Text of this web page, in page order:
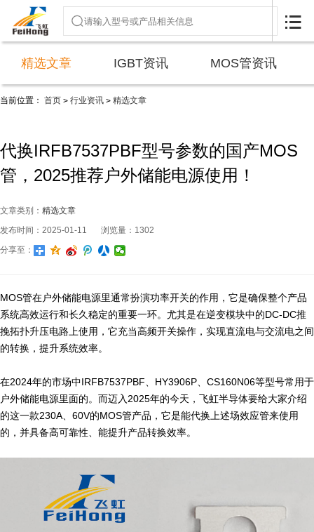

精选文章 IGBT资讯 MOS管资讯
当前位置： 首页 > 行业资讯 > 精选文章
代换IRFB7537PBF型号参数的国产MOS
管，2025推荐户外储能电源使用！
文章类别： 精选文章
发布时间：2025-01-11
浏览量：1302
分享至：
MOS管在户外储能电源里通常扮演功率开关的作用，它是确保整个产品
系统高效运行和长久稳定的重要一环。尤其是在逆变模块中的DC-DC推
挽拓扑升压电路上使用，它充当高频开关操作，实现直流电与交流电之间
的转换，提升系统效率。
在2024年的市场中IRFB7537PBF、HY3906P、CS160N06等型号常用于
户外储能电源里面的。而迈入2025年的今天，飞虹半导体要给大家介绍
的这一款230A、60V的MOS管产品，它是能代换上述场效应管来使用
的，并具备高可靠性、能提升产品转换效率。